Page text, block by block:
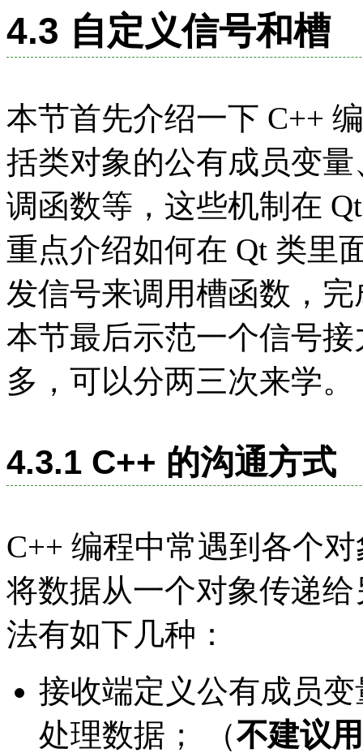
4.3 自定义信号和槽
本节首先介绍一下 C++
括类对象的公有成员变
调函数等，这些机制在
重点介绍如何在 Qt 类里
发信号来调用槽函数，
本节最后示范一个信号
多，可以分两三次来学。
4.3.1 C++ 的沟通方式
C++ 编程中常遇到各个
将数据从一个对象传递
法有如下几种：
接收端定义公有成员
处理数据； （不建议